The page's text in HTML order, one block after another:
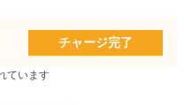
の出会いを経て魔法の力を見いだ
ごす日々の中、美しく強い学友達
チャージ完了
ています